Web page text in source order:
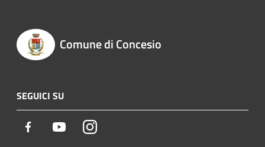
Comune di Concesio
SEGUICI SU
Facebook YoutubeInstagram